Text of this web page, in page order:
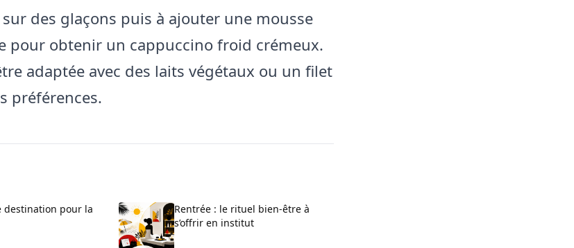
sur des glaçons puis à ajouter une mousse
pour obtenir un cappuccino froid crémeux.
adaptée avec des laits végétaux ou un filet
préférences.
destination pour la
Rentrée : le rituel bien-être à
s’offrir en institut